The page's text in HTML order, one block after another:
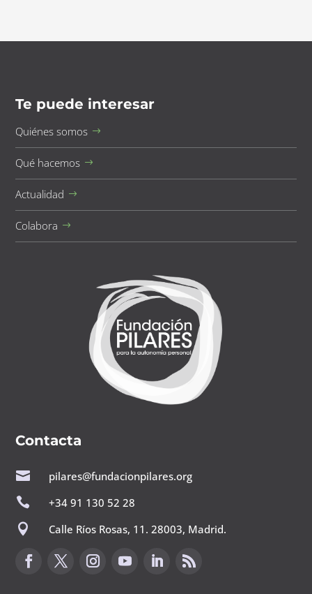
Te puede interesar
Quiénes somos
Qué hacemos
Actualidad
Colabora
Contacta

pilares@fundacionpilares.org

+34 91 130 52 28

Calle Ríos Rosas, 11. 28003, Madrid.